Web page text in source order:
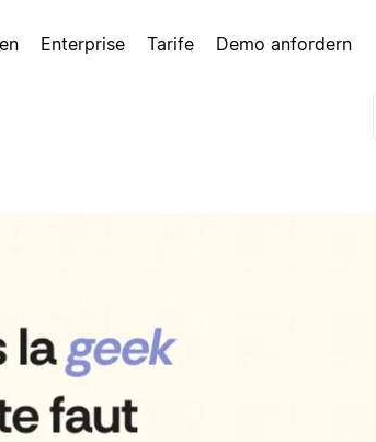
Enterprise Tarife Demo anfordern